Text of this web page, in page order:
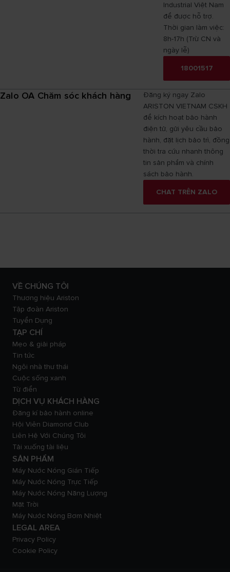
Industrial Việt Nam
để được hỗ trợ.
Thời gian làm việc:
8h-17h (Trừ CN và
ngày lễ)
18001517
Zalo OA Chăm sóc khách hàng
Đăng ký ngay Zalo
ARISTON VIETNAM CSKH
để kích hoạt bảo hành
điện tử, gửi yêu cầu bảo
hành, đặt lịch bảo trì, đồng
thời tra cứu nhanh thông
tin sản phẩm và chính
sách bảo hành.
CHAT TRÊN ZALO
VỀ CHÚNG TÔI
Thương hiệu Ariston
Tập đoàn Ariston
Tuyển Dụng
TẠP CHÍ
Mẹo & giải pháp
Tin tức
Ngôi nhà thư thái
Cuộc sống xanh
Từ điển
DỊCH VỤ KHÁCH HÀNG
Đăng kí bảo hành online
Hội Viên Diamond Club
Liên Hệ Với Chúng Tôi
Tải xuống tài liệu
SẢN PHẨM
Máy Nước Nóng Gián Tiếp
Máy Nước Nóng Trực Tiếp
Máy Nước Nóng Năng Lượng
Mặt Trời
Máy Nước Nóng Bơm Nhiệt
LEGAL AREA
Privacy Policy
Cookie Policy